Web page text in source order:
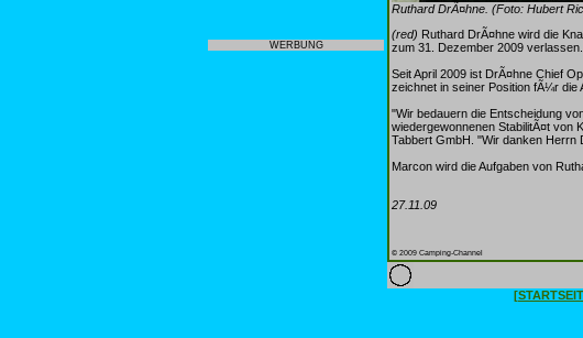
WERBUNG
Ruthard DrÃ¤hne. (Foto: Hubert
(red) Ruthard DrÃ¤hne wird die
zum 31. Dezember 2009
Seit April 2009 ist DrÃ¤hne Chief
zeichnet in seiner Position fÃ¼r die
"Wir bedauern die Entscheidung
wiedergewonnenen StabilitÃ¤t von
Tabbert GmbH. "Wir danken
Marcon wird die Aufgaben von
27.11.09
© 2009 Camping-Channel